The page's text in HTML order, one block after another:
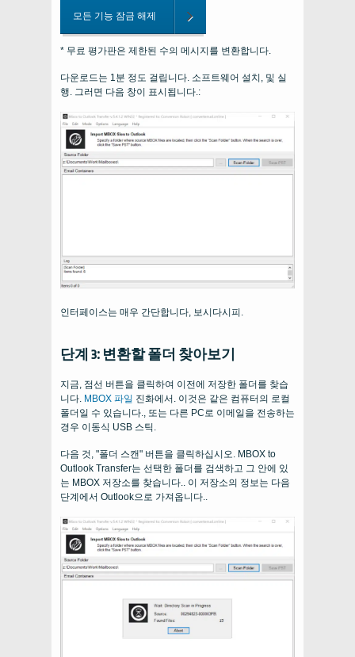
모든 기능 잠금 해제
* 무료 평가판은 제한된 수의 메시지를 변환합니다.
다운로드는 1분 정도 걸립니다. 소프트웨어 설치, 및 실
행. 그러면 다음 창이 표시됩니다.:
인터페이스는 매우 간단합니다, 보시다시피.
단계 3: 변환할 폴더 찾아보기
지금, 점선 버튼을 클릭하여 이전에 저장한 폴더를 찾습
니다. MBOX 파일 진화에서. 이것은 같은 컴퓨터의 로컬
폴더일 수 있습니다., 또는 다른 PC로 이메일을 전송하는
경우 이동식 USB 스틱.
다음 것, "폴더 스캔" 버튼을 클릭하십시오. MBOX to
Outlook Transfer는 선택한 폴더를 검색하고 그 안에 있
는 MBOX 저장소를 찾습니다.. 이 저장소의 정보는 다음
단계에서 Outlook으로 가져옵니다..